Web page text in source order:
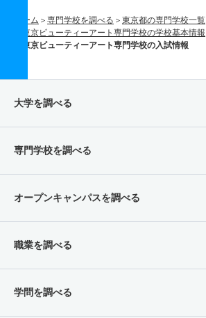
ホーム 専門学校を調べる
東京都の専門学校一覧
東京ビューティーアート専門学校の学校基本情報
東京ビューティーアート専門学校の入試情報
大学を調べる
専門学校を調べる
オープンキャンパスを調べる
職業を調べる
学問を調べる